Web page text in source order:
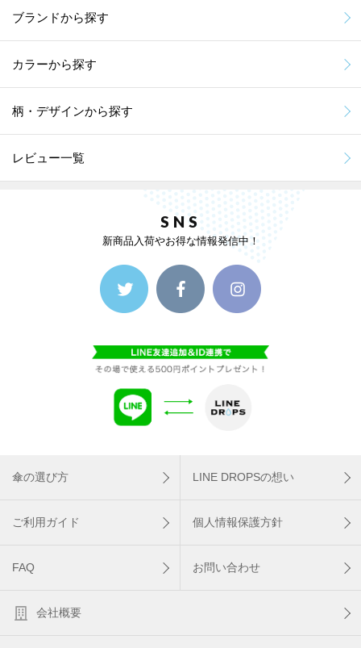
ブランドから探す
カラーから探す
柄・デザインから探す
レビュー一覧
SNS
新商品入荷やお得な情報発信中！
傘の選び方 LINE DROPSの想い
ご利用ガイド 個人情報保護方針
FAQ お問い合わせ
会社概要